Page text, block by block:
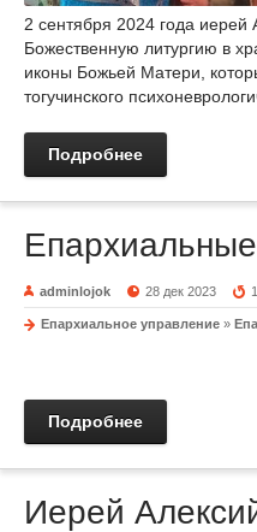
2 сентября 2024 года
Божественную литургию в
иконы Божьей Матери,
тогучинского
Подробнее
adminlojok 28 дек 2023
Епархиальное управление »
Подробнее
Иерей